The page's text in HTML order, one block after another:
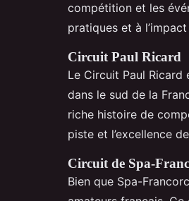
compétition et les
pratiques et à
Circuit Paul Ricard
Le Circuit Paul Ricard
dans le sud de la
riche histoire de
piste et l’excellence
Circuit de Spa-
Bien que Spa-